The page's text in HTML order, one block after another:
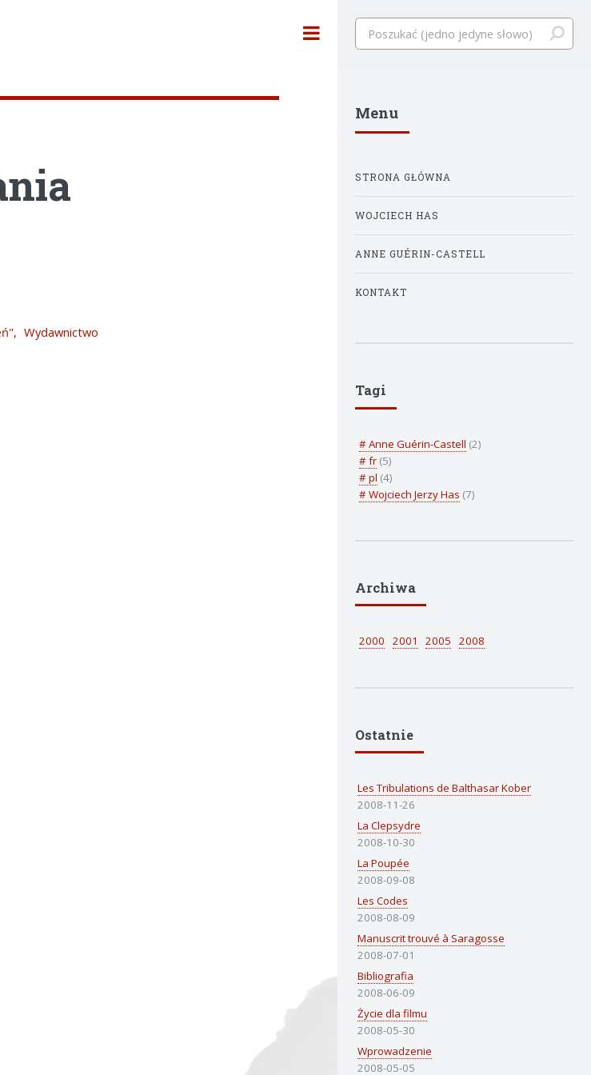
Wydawnictwo
Menu
STRONA GŁÓWNA
WOJCIECH HAS
ANNE GUÉRIN-CASTELL
KONTAKT
Tagi
# Anne Guérin-Castell (2)
# fr(5)
# pl (4)
# Wojciech Jerzy Has (7)
Archiwa
2000 2001 2005 2008
Ostatnie
Les Tribulations de Balthasar Kober
2008-11-26
La Clepsydre
2008-10-30
La Poupée
2008-09-08
Les Codes
2008-08-09
Manuscrit trouvé à Saragosse
2008-07-01
Bibliografia
2008-06-09
Życie dla filmu
2008-05-30
Wprowadzenie
2008-05-05
Toggle